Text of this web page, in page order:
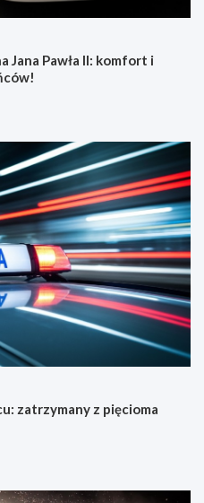
Jana Pawła II: komfort i
zatrzymany z pięcioma